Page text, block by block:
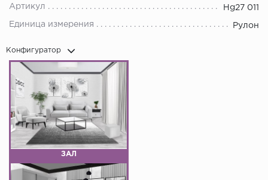
Артикул Hg27 011
Единица измерения Рулон
Конфигуратор
ЗАЛ